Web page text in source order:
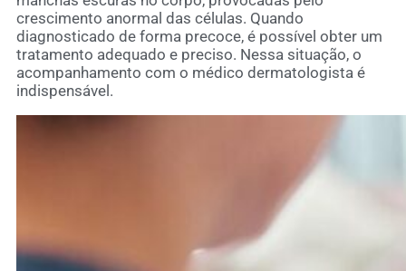
crescimento anormal das células. Quando
diagnosticado de forma precoce, é possível obter um
tratamento adequado e preciso. Nessa situação, o
acompanhamento com o médico dermatologista é
indispensável.